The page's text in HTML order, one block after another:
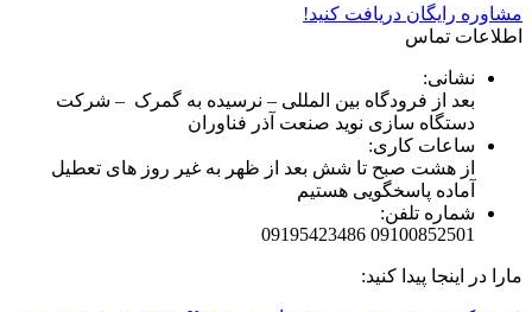
مشاوره رایگان دریافت کنید!
اطلاعات تماس
نشانی:
بعد از فرودگاه بین المللی – نرسیده به گمرک – شرکت
دستگاه سازی نوید صنعت آذر فناوران
ساعات کاری:
از هشت صبح تا شش بعد از ظهر به غیر روز های تعطیل
آماده پاسخگویی هستیم
شماره تلفن:
09100852501 09195423486
مارا در اینجا پیدا کنید: